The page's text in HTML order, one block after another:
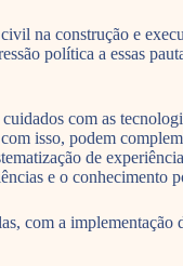
na construção e
política a essas
com as
isso, podem
de
e o conhecimento
com a implementação